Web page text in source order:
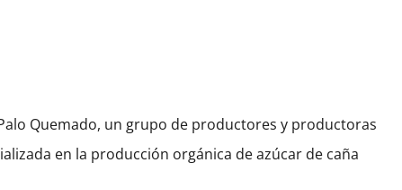
Quemado, un grupo de productores y productoras
en la producción orgánica de azúcar de caña